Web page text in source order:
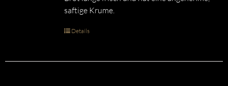
saftige Krume.
Details